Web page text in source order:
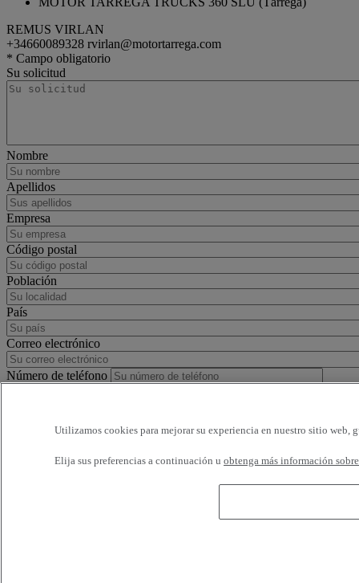
REMUS VIRLAN
+34660089328 rvirlan@motortarrega.com
tractor
Renault Trucks T
* Campo obligatorio
Su solicitud
Nombre
Apellidos
Empresa
Código postal
Población
País
Correo electrónico
Número de teléfono
red, con encuestas o información relativa a los productos y servicios
Conforme a la demanda de la CNIL (artículo 34 de la ley francesa
Utilizamos cookies para mejorar su experiencia en nuestro sitio web,
Elija sus preferencias a continuación u obtenga más información